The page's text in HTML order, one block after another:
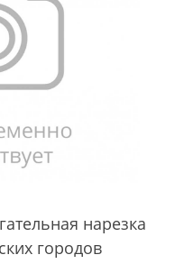
нарезка
городов